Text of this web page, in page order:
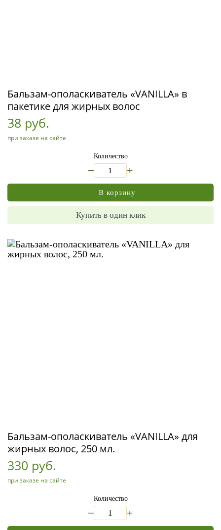
Бальзам-ополаскиватель «VANILLA» в
пакетике для жирных волос
38 руб.
при заказе на сайте
Количество
+
В корзину
Купить в один клик
Бальзам-ополаскиватель «VANILLA» для
жирных волос, 250 мл.
330 руб.
при заказе на сайте
Количество
+